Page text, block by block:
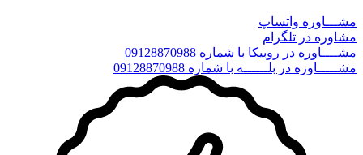
مشـــاوره واتساپ
مشاوره در تلگرام
مشــــاوره در روبیکا با شماره 09128870988
مشـــــاوره در بلــــــه با شماره 09128870988